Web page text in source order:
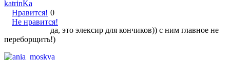
katrinKa
Нравится!
Не нравится!
0
да, это элексир для кончиков)) с ним главное не
переборщить!)